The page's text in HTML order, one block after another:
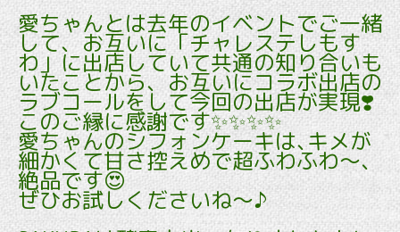
愛ちゃんとは去年のイベントでご一緒
して、お互いに「チャレステしもす
わ」に出店していて共通の知り合いも
いたことから、お互いにコラボ出店の
ラブコールをして今回の出店が実現❣️
このご縁に感謝です✨✨✨✨
愛ちゃんのシフォンケーキは､キメが
細かくて甘さ控えめで超ふわふわ～、
絶品です😍
ぜひお試しくださいね～♪